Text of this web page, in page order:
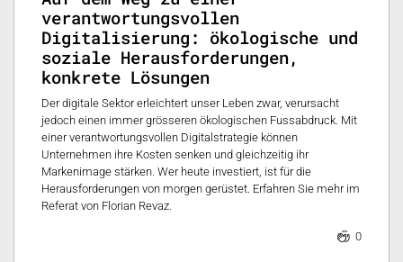
verantwortungsvollen
Digitalisierung: ökologische und
soziale Herausforderungen,
konkrete Lösungen
Der digitale Sektor erleichtert unser Leben zwar, verursacht
jedoch einen immer grösseren ökologischen Fussabdruck. Mit
einer verantwortungsvollen Digitalstrategie können
Unternehmen ihre Kosten senken und gleichzeitig ihr
Markenimage stärken. Wer heute investiert, ist für die
Herausforderungen von morgen gerüstet. Erfahren Sie mehr im
Referat von Florian Revaz.
0